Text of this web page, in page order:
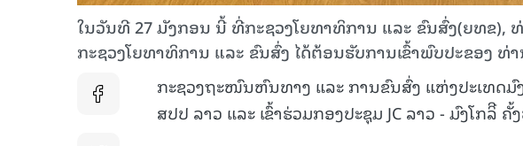
ໃນວັນທີ 27 ມັງກອນ ນີ້ ທີ່ກະຊວງໂຍທາທິການ ແລະ ຂົນສົ່ງ(ຍທຂ),
ກະຊວງໂຍທາທິການ ແລະ ຂົນສົ່ງ ໄດ້ຕ້ອນຮັບການເຂົ້າພົບປະຂອງ ທ່
ກະຊວງຖະໜົນຫົນທາງ ແລະ ການຂົນສົ່ງ ແຫ່ງປະເທດມົ
ສປປ ລາວ ແລະ ເຂົ້າຮ່ວມກອງປະຊຸມ JC ລາວ - ມົງໂກລິີ ຄັ້